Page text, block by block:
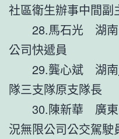
社區衛生辦事中間副
28.馬石光 湖南
公司快遞員
29.龔心斌 湖南
隊三支隊原支隊長
30.陳新華 廣東
況無限公司公交駕駛